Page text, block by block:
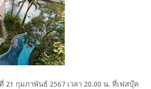
กุมภาพันธ์ 2567 เวลา 20.00 น. ที่เฟสบุ๊ค